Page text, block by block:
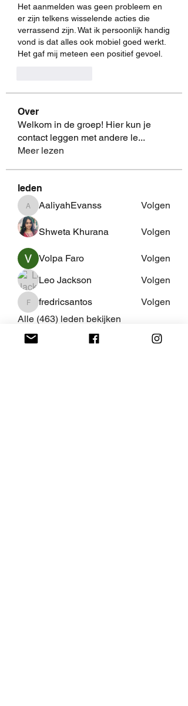
Het aanmelden was geen probleem en
er zijn telkens wisselende acties die
verrassend zijn. Wat ik persoonlijk handig
vond is dat alles ook mobiel goed werkt.
Het gaf mij meteen een positief gevoel.
Over
Welkom in de groep! Hier kun je
contact leggen met andere le...
Meer lezen
leden
AaliyahEvanss
AaliyahEvanss Volgen
Shweta Khurana Volgen
Volpa Faro
Volgen
Leo Jackson
Volgen
fredricsantos
fredricsantos
Volgen
Alle (463) leden bekijken